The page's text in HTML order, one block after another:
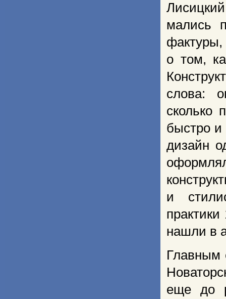
мались
фактуры,
о том,
слова:
сколько
быстро и
дизайн
и
нашли в
Главным
еще до